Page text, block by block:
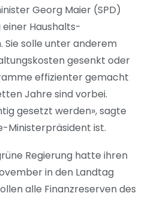
Georg Maier (SPD)
Haushalts-
Sie solle unter anderem
gesenkt oder
effizienter gemacht
Jahre sind vorbei.
gesetzt werden», sagte
Ministerpräsident ist.
Regierung hatte ihren
in den Landtag
alle Finanzreserven des